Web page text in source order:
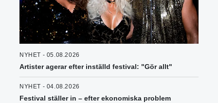
NYHET - 05.08.2026
Artister agerar efter inställd festival: "Gör allt"
NYHET - 04.08.2026
Festival ställer in – efter ekonomiska problem